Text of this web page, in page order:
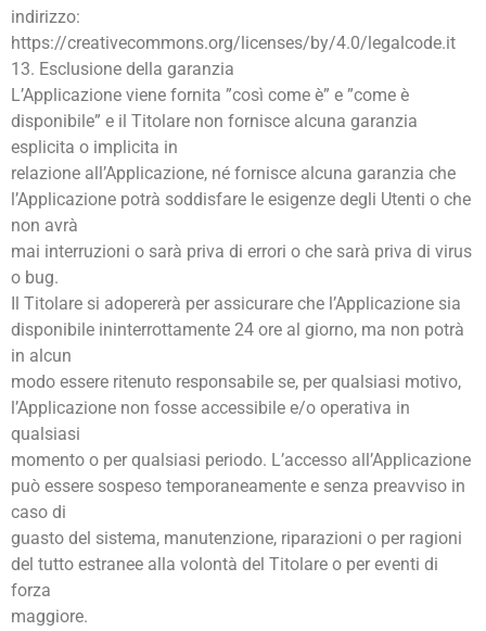
indirizzo:
https://creativecommons.org/licenses/by/4.0/legalcode.it
13. Esclusione della garanzia
L’Applicazione viene fornita ”così come è” e ”come è
disponibile” e il Titolare non fornisce alcuna garanzia
esplicita o implicita in
relazione all’Applicazione, né fornisce alcuna garanzia che
l’Applicazione potrà soddisfare le esigenze degli Utenti o che
non avrà
mai interruzioni o sarà priva di errori o che sarà priva di virus
o bug.
Il Titolare si adopererà per assicurare che l’Applicazione sia
disponibile ininterrottamente 24 ore al giorno, ma non potrà
in alcun
modo essere ritenuto responsabile se, per qualsiasi motivo,
l’Applicazione non fosse accessibile e/o operativa in
qualsiasi
momento o per qualsiasi periodo. L’accesso all’Applicazione
può essere sospeso temporaneamente e senza preavviso in
caso di
guasto del sistema, manutenzione, riparazioni o per ragioni
del tutto estranee alla volontà del Titolare o per eventi di
forza
maggiore.